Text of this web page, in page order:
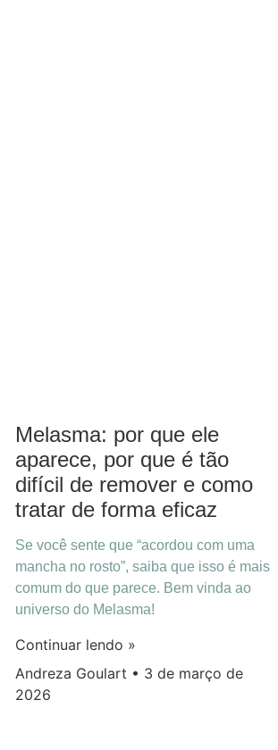
Melasma: por que ele
aparece, por que é tão
difícil de remover e como
tratar de forma eficaz
Se você sente que “acordou com uma
mancha no rosto”, saiba que isso é mais
comum do que parece. Bem vinda ao
universo do Melasma!
Continuar lendo »
Andreza Goulart
3 de março de
2026